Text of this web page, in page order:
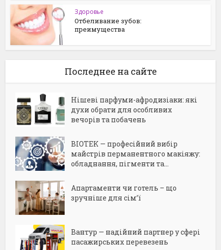
Здоровье
Отбеливание зубов:
преимущества
Последнее на сайте
Нішеві парфуми-афродизіаки: які
духи обрати для особливих
вечорів та побачень
BIOTEK — професійний вибір
майстрів перманентного макіяжу:
обладнання, пігменти та...
Апартаменти чи готель – що
зручніше для сім’ї
Вантур — надійний партнер у сфері
пасажирських перевезень